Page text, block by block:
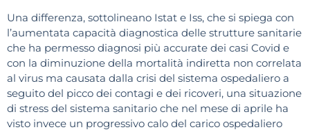
Una differenza, sottolineano Istat e Iss, che si spiega con
l’aumentata capacità diagnostica delle strutture sanitarie
che ha permesso diagnosi più accurate dei casi Covid e
con la diminuzione della mortalità indiretta non correlata
al virus ma causata dalla crisi del sistema ospedaliero a
seguito del picco dei contagi e dei ricoveri, una situazione
di stress del sistema sanitario che nel mese di aprile ha
visto invece un progressivo calo del carico ospedaliero